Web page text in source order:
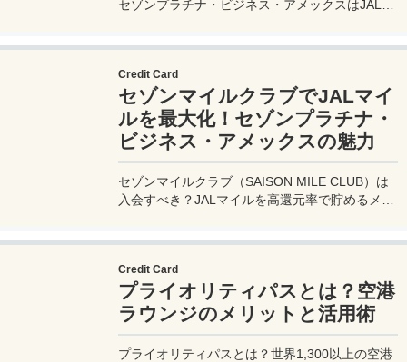
セゾンプラチナ・ビジネス・アメックスはJALマ
Credit Card
セゾンマイルクラブでJALマイ
ルを最大化！セゾンプラチナ・
ビジネス・アメックスの魅力
セゾンマイルクラブ（SAISON MILE CLUB）は
入会すべき？JALマイルを高還元率で貯めるメリ
Credit Card
プライオリティパスとは？空港
ラウンジのメリットと活用術
プライオリティパスとは？世界1,300以上の空港